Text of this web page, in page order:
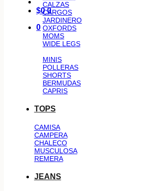
$0 0
0
CALZAS
CARGOS
JARDINERO
OXFORDS
MOMS
WIDE LEGS
MINIS
POLLERAS
SHORTS
BERMUDAS
CAPRIS
TOPS
CAMISA
CAMPERA
CHALECO
MUSCULOSA
REMERA
JEANS